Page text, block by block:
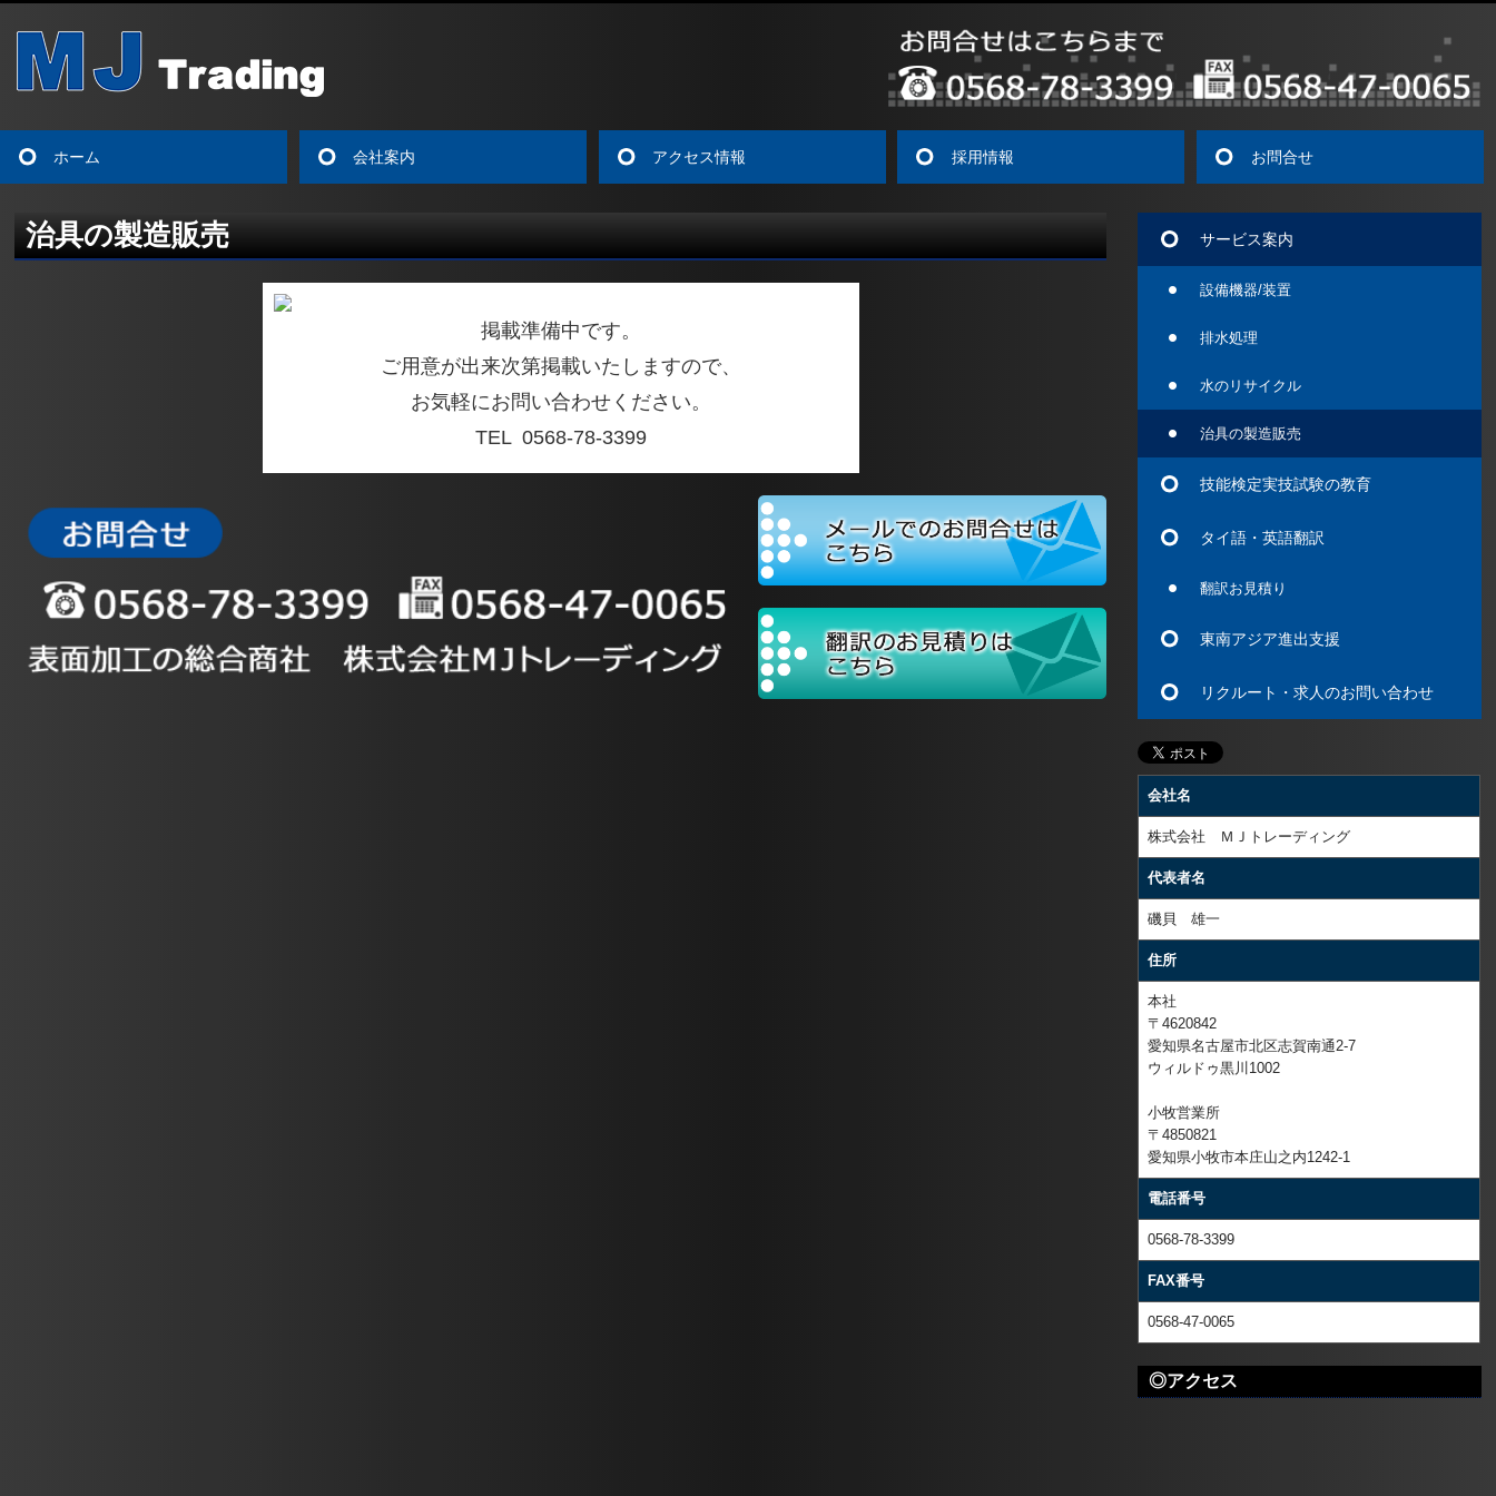
ホーム 会社案内 アクセス情報 採用情報 お問合せ
治具の製造販売
掲載準備中です。
ご用意が出来次第掲載いたしますので、
お気軽にお問い合わせください。
TEL 0568-78-3399
サービス案内
設備機器/装置
排水処理
水のリサイクル
治具の製造販売
技能検定実技試験の教育
タイ語・英語翻訳
翻訳お見積り
東南アジア進出支援
リクルート・求人のお問い合わせ
会社名
株式会社 ＭＪトレーディング
代表者名
磯貝 雄一
住所
本社
〒4620842
愛知県名古屋市北区志賀南通2-7
ウィルドゥ黒川1002
小牧営業所
〒4850821
愛知県小牧市本庄山之内1242-1
電話番号
0568-78-3399
FAX番号
0568-47-0065
◎アクセス